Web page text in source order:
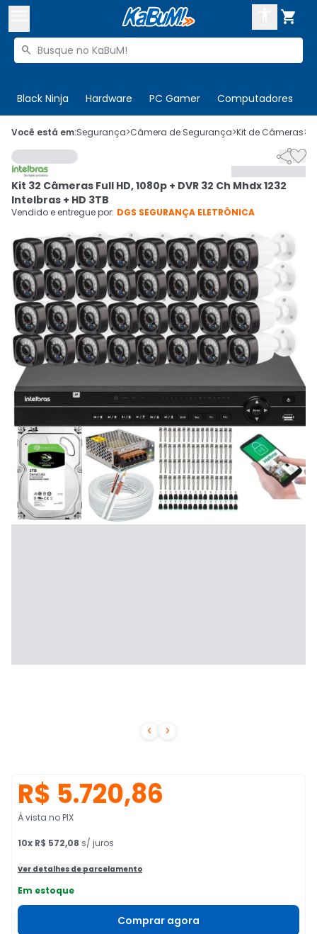

Buscar produtos

Black Ninja Hardware PC Gamer Computadores
 Olá. Acesse sua conta
 Departamentos
Cupons
Ativar tradutor em libras
CADASTRE-SE
Você está em:Segurança>Câmera de Segurança>Kit de Câmeras>
 

Kit 32 Câmeras Full HD, 1080p + DVR 32 Ch Mhdx 1232
Intelbras + HD 3TB
Vendido e entregue por: DGS SEGURANÇA ELETRÔNICA
R$ 5.720,86
À vista no PIX
10x R$ 572,08 s/ juros
Ver detalhes de parcelamento
Em estoque
Comprar agora